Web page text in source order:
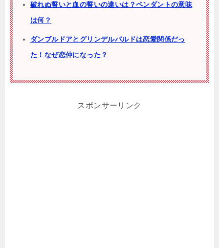
破れぬ誓いと血の誓いの違いは？ペンダントの意味
は何？
ダンブルドアとグリンデルバルドは恋愛関係だっ
た！なぜ恋仲になった？
スポンサーリンク